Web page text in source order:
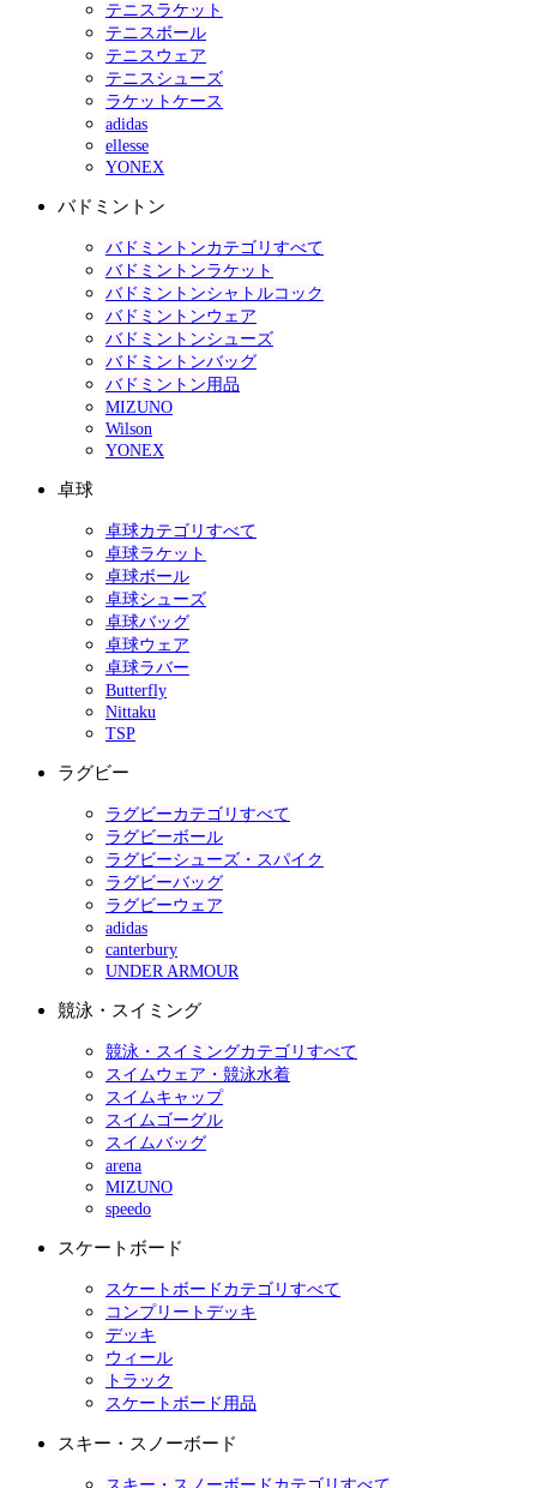
テニスラケット
テニスボール
テニスウェア
テニスシューズ
ラケットケース
adidas
ellesse
YONEX
バドミントン
バドミントンカテゴリすべて
バドミントンラケット
バドミントンシャトルコック
バドミントンウェア
バドミントンシューズ
バドミントンバッグ
バドミントン用品
MIZUNO
Wilson
YONEX
卓球
卓球カテゴリすべて
卓球ラケット
卓球ボール
卓球シューズ
卓球バッグ
卓球ウェア
卓球ラバー
Butterfly
Nittaku
TSP
ラグビー
ラグビーカテゴリすべて
ラグビーボール
ラグビーシューズ・スパイク
ラグビーバッグ
ラグビーウェア
adidas
canterbury
UNDER ARMOUR
競泳・スイミング
競泳・スイミングカテゴリすべて
スイムウェア・競泳水着
スイムキャップ
スイムゴーグル
スイムバッグ
arena
MIZUNO
speedo
スケートボード
スケートボードカテゴリすべて
コンプリートデッキ
デッキ
ウィール
トラック
スケートボード用品
スキー・スノーボード